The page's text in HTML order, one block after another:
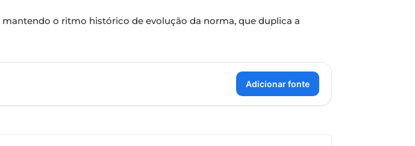
o ritmo histórico de evolução da norma, que duplica a
Adicionar fonte